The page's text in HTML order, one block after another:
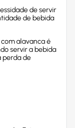
de servir
de bebida
com alavanca é
servir a bebida
perda de